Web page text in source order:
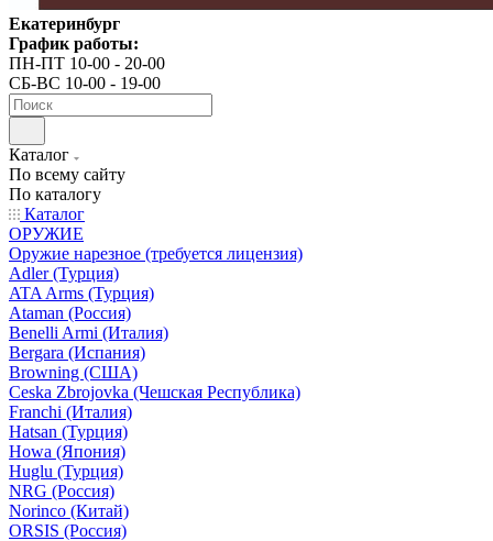
Екатеринбург
График работы:
ПН-ПТ 10-00 - 20-00
СБ-ВС 10-00 - 19-00
Каталог
По всему сайту
По каталогу
Каталог
ОРУЖИЕ
Оружие нарезное (требуется лицензия)
Adler (Турция)
ATA Arms (Турция)
Ataman (Россия)
Benelli Armi (Италия)
Bergara (Испания)
Browning (США)
Ceska Zbrojovka (Чешская Республика)
Franchi (Италия)
Hatsan (Турция)
Howa (Япония)
Huglu (Турция)
NRG (Россия)
Norinco (Китай)
ORSIS (Россия)